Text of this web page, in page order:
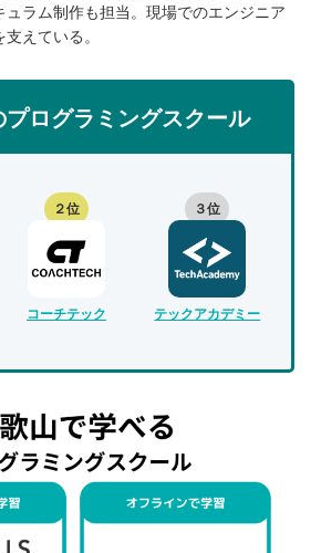
ュラム制作も担当。現場でのエンジニア
えている。
プログラミングスクール
２位
コーチテック
３位
テックアカデミー